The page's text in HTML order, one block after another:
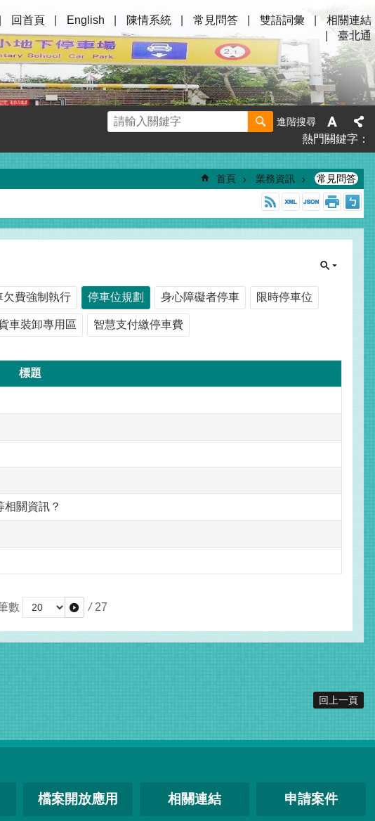
回首頁 English 陳情系統 常見問答 雙語詞彙
相關連結
臺北通
進階搜尋
熱門關鍵字
首頁 業務資訊 常見問答
欠費強制執行 停車位規劃 身心障礙者停車 限時停車位
車裝卸專用區 智慧支付繳停車費
標題
關資訊？
數 / 27
回上一頁
檔案開放應用 相關連結 申請案件